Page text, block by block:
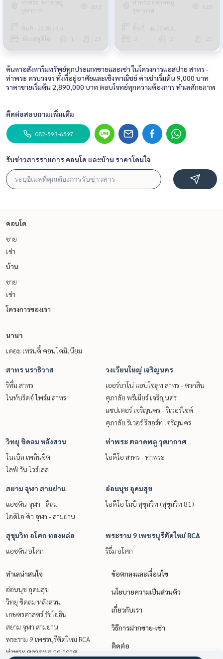
ท่าพระ ตลาดพลู
วุฒากาศ
493
พื้นที่ : 23.50 ตร.ม.
ห้องสตูดิโอ
ท่าพระ ตลาดพลู
วุฒากาศ
628
พื้นที่ : 46.00 ตร.ม.
ค้นหาอสังหาริมทรัพย์ทุกประเภทขายและเช่า ในโครงการแอสปาย สาทร -
ท่าพระ ครบวงจร ทั้งที่อยู่อาศัยและเชิงพาณิชย์ ค่าเช่าเริ่มต้น 9,000 บาท
ราคาขายเริ่มต้น 2,890,000 บาท ตอบโจทย์ทุกความต้องการ ทำเลศักยภาพ
ติดต่อสอบถามเพิ่มเติม
082-593-6597
รับข่าวสารรายการ คอนโด และบ้าน ราคาโดนใจ
คอนโด
ขาย
เช่า
บ้าน
ขาย
เช่า
โครงการของเรา
นานา
เดอะ เทรนดี้ คอนโดมิเนียม
สาทร นราธิวาส
ริทึ่ม สาทร
ไนท์บริดจ์ ไพร์ม สาทร
วงเวียนใหญ่ เจริญนคร
เออร์บาโน่ แอบโซลูท สาทร - ตากสิน
ศุภาลัย พรีเมียร์ เจริญนคร
แชปเตอร์ เจริญนคร - ริเวอร์ไซด์
ศุภาลัย ริเวอร์ รีสอร์ท เจริญนคร
วิทยุ ชิดลม หลังสวน
โนเบิล เพลินจิต
ไลฟ์ วัน ไวร์เลส
ท่าพระ ตลาดพลู วุฒากาศ
ไอดีโอ สาทร - ท่าพระ
สยาม จุฬา สามย่าน
แอชตัน จุฬา - สีลม
ไอดีโอ คิว จุฬา - สามย่าน
อ่อนนุช อุดมสุข
ไอดีโอ โมบิ สุขุมวิท (สุขุมวิท 81)
สุขุมวิท อโศก ทองหล่อ
แอชตัน อโศก
พระราม 9 เพชรบุรีตัดใหม่ RCA
ริธึ่ม อโศก
ทำเลน่าสนใจ
อ่อนนุช อุดมสุข
วิทยุ ชิดลม หลังสวน
เกษตรศาสตร์ รัชโยธิน
สยาม จุฬา สามย่าน
พระราม 9 เพชรบุรีตัดใหม่ RCA
ท่าพระ ตลาดพลู วุฒากาศ
ข้อตกลงและเงื่อนไข
นโยบายความเป็นส่วนตัว
เกี่ยวกับเรา
วิธีการฝากขาย-เช่า
ติดต่อ